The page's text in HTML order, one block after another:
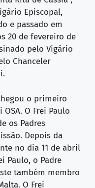
Episcopal,
e passado em
20 de fevereiro de
pelo Vigário
Chanceler
o primeiro
O Frei Paulo
os Padres
Depois da
no dia 11 de abril
Paulo, o Padre
também membro
O Frei